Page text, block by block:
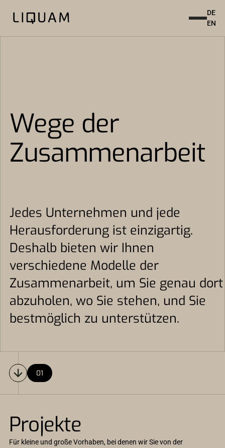
DE
EN
Wege der
Zusammenarbeit
Jedes Unternehmen und jede
Herausforderung ist einzigartig.
Deshalb bieten wir Ihnen
verschiedene Modelle der
Zusammenarbeit, um Sie genau dort
abzuholen, wo Sie stehen, und Sie
bestmöglich zu unterstützen.
01
Projekte
Für kleine und große Vorhaben, bei denen wir Sie von der